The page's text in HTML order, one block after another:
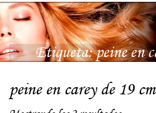
Etiqueta:peine en
peine en carey de 19 cm